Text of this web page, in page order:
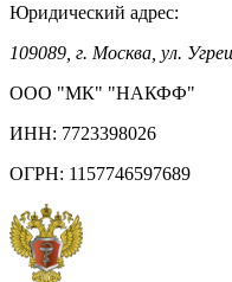
Юридический адрес:
109089, г. Москва, ул.
ООО "МК" "НАКФФ"
ИНН: 7723398026
ОГРН: 1157746597689